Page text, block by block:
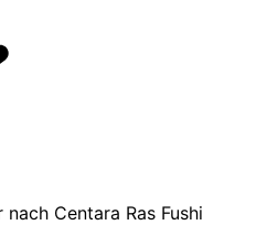
Centara Ras Fushi